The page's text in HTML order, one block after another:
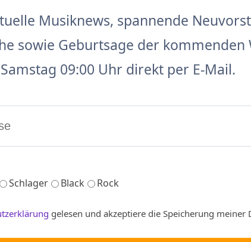
Musiknews, spannende
sowie Geburtsage der kommenden
Samstag 09:00 Uhr direkt per E-Mail.
Schlager Black Rock
gelesen und akzeptiere die Speicherung meiner